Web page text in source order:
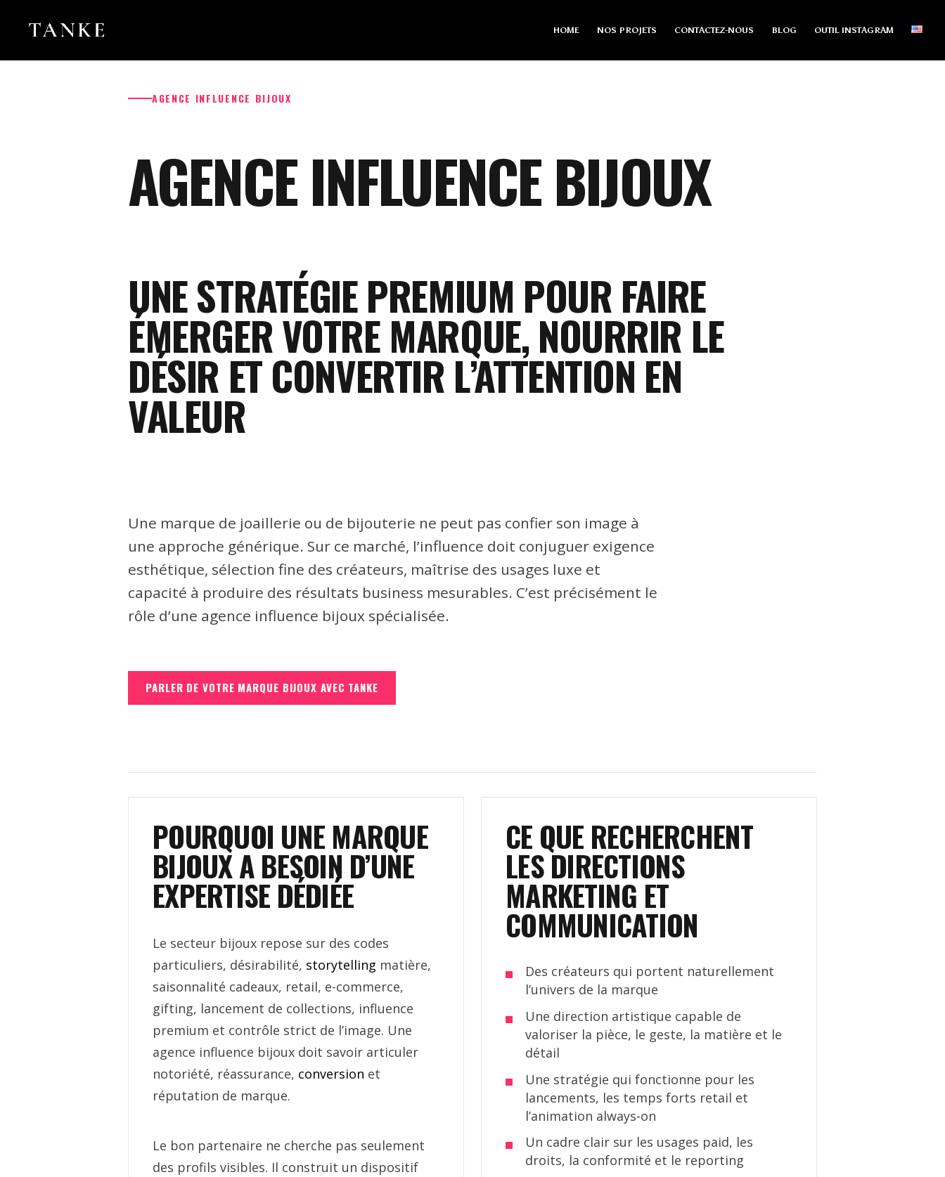
HOME NOS PROJETS CONTACTEZ-NOUS BLOG OUTIL INSTAGRAM
AGENCE INFLUENCE BIJOUX
AGENCE INFLUENCE BIJOUX
UNE STRATÉGIE PREMIUM POUR FAIRE
ÉMERGER VOTRE MARQUE, NOURRIR LE
DÉSIR ET CONVERTIR L’ATTENTION EN
VALEUR
Une marque de joaillerie ou de bijouterie ne peut pas confier son image à
une approche générique. Sur ce marché, l’influence doit conjuguer exigence
esthétique, sélection fine des créateurs, maîtrise des usages luxe et
capacité à produire des résultats business mesurables. C’est précisément le
rôle d’une agence influence bijoux spécialisée.
PARLER DE VOTRE MARQUE BIJOUX AVEC TANKE
POURQUOI UNE MARQUE
BIJOUX A BESOIN D’UNE
EXPERTISE DÉDIÉE
Le secteur bijoux repose sur des codes
particuliers, désirabilité, storytelling matière,
saisonnalité cadeaux, retail, e-commerce,
gifting, lancement de collections, influence
premium et contrôle strict de l’image. Une
agence influence bijoux doit savoir articuler
notoriété, réassurance, conversion et
réputation de marque.
Le bon partenaire ne cherche pas seulement
des profils visibles. Il construit un dispositif
CE QUE RECHERCHENT
LES DIRECTIONS
MARKETING ET
COMMUNICATION
Des créateurs qui portent naturellement
l’univers de la marque
Une direction artistique capable de
valoriser la pièce, le geste, la matière et le
détail
Une stratégie qui fonctionne pour les
lancements, les temps forts retail et
l’animation always-on
Un cadre clair sur les usages paid, les
droits, la conformité et le reporting